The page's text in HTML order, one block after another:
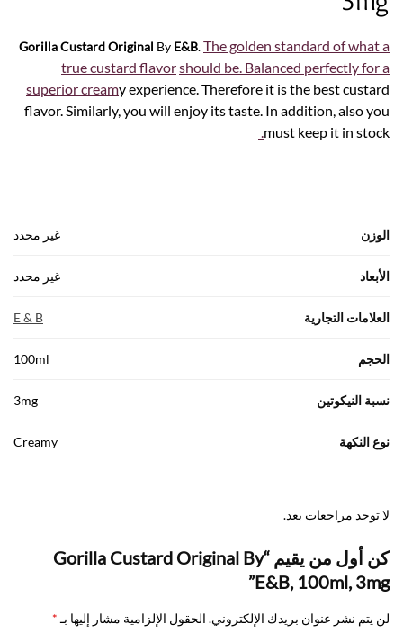
Gorilla Custard Original By E&B.The golden standard of what a
true custard flavorshould be. Balanced perfectly for a
superior creamy experience. Therefore it is the best custard
flavor. Similarly, you will enjoy its taste. In addition, also you
must keep it in stock
الوزن غير محدد
الأبعاد غير محدد
العلامات التجارية E & B
الحجم 100ml
نسبة النيكوتين 3mg
نوع النكهة Creamy
لا توجد مراجعات بعد.
كن أول من يقيم “Gorilla Custard Original By
E&B, 100ml, 3mg”
لن يتم نشر عنوان بريدك الإلكتروني. الحقول الإلزامية مشار إليها بـ *